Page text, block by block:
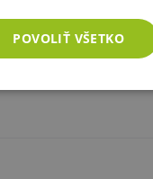
POVOLIŤ VŠETKO